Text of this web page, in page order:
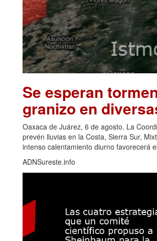
Se esperan
granizo en
Oaxaca de Juárez, 6 de agosto. La
prevén lluvias en la Costa, Sierra Sur,
intenso calentamiento diurno favorecerá
ADNSureste.info